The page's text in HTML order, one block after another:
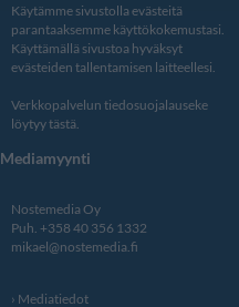
Käytämme sivustolla evästeitä
parantaaksemme käyttökokemustasi.
Käyttämällä sivustoa hyväksyt
evästeiden tallentamisen laitteellesi.
Verkkopalvelun tiedosuojalauseke
löytyy tästä
Mediamyynti
Nostemedia Oy
Puh. +358 40 356 1332
mikael@nostemedia.fi
Mediatiedot